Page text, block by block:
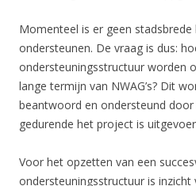
Momenteel is er geen stadsbrede
ondersteunen. De vraag is dus:
ondersteuningsstructuur worden
lange termijn van NWAG’s? Dit
beantwoord en ondersteund
gedurende het project is
Voor het opzetten van een
ondersteuningsstructuur is inzicht